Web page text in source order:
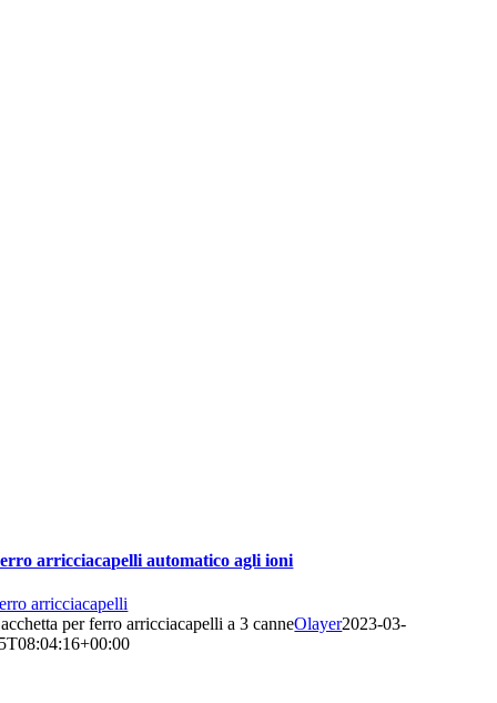
arricciacapelli automatico agli ioni
arricciacapelli
per ferro arricciacapelli a 3 canneOlayer2023-03-